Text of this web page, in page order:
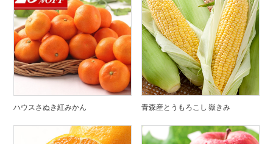
ハウスさぬき紅みかん 青森産とうもろこし 嶽きみ